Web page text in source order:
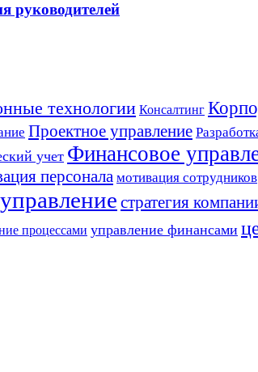
руководителей
технологии Консалтинг
Проектное управление
учет Финансовое
персонала мотивация сотрудников
стратегия
процессами управление финансами